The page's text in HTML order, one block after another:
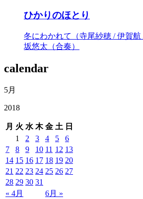
ひかりのほとり
冬にわかれて（寺尾紗穂 / 伊賀
坂悠太（合奏）
calendar
5月
2018
月 火 水 木 金 土 日
« 4月 6月 »
1 2 3 4 5
6
7
8 9 10 11 12 13
14 15 16 17 18 19 20
21 22 23 24 25 26 27
28 29 30 31